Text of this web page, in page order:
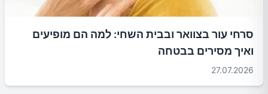
סרחי עור בצוואר ובבית השחי: למה הם מופיעים
ואיך מסירים בבטחה
27.07.2026